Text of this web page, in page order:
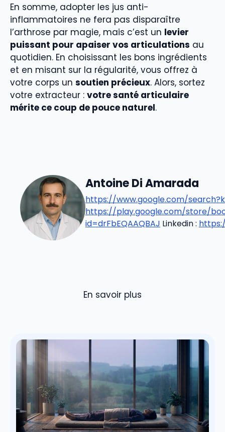
En somme, adopter les jus anti-
inflammatoires ne fera pas disparaître
l’arthrose par magie, mais c’est un levier
puissant pour apaiser vos articulations au
quotidien. En choisissant les bons ingrédients
et en misant sur la régularité, vous offrez à
votre corps un soutien précieux. Alors, sortez
votre extracteur : votre santé articulaire
mérite ce coup de pouce naturel.
Antoine Di Amarada
https://www.google.com/
https://play.google.com/store/
id=drFbEQAAQBAJ Linkedin :
En savoir plus